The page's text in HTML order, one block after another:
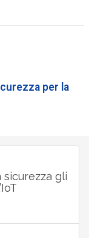
per la
sicurezza gli